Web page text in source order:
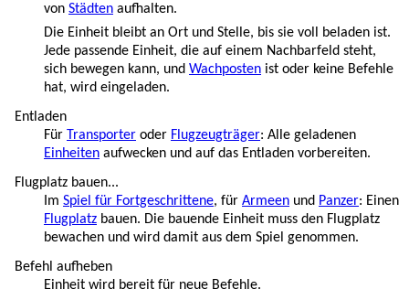
von Städten aufhalten.
Die Einheit bleibt an Ort und Stelle, bis sie voll beladen ist.
Jede passende Einheit, die auf einem Nachbarfeld steht,
sich bewegen kann, und Wachposten ist oder keine Befehle
hat, wird eingeladen.
Entladen
Für Transporter oder Flugzeugträger: Alle geladenen
Einheiten aufwecken und auf das Entladen vorbereiten.
Flugplatz bauen...
Im Spiel für Fortgeschrittene, für Armeen und Panzer: Einen
Flugplatz bauen. Die bauende Einheit muss den Flugplatz
bewachen und wird damit aus dem Spiel genommen.
Befehl aufheben
Einheit wird bereit für neue Befehle.